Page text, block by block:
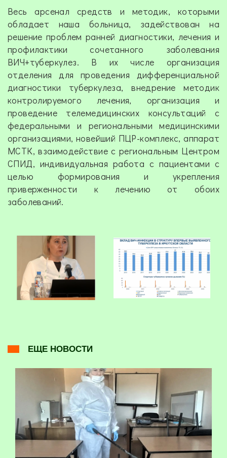
Весь арсенал средств и методик, которыми
обладает наша больница, задействован на
решение проблем ранней диагностики, лечения и
профилактики сочетанного заболевания
ВИЧ+туберкулез. В их числе организация
отделения для проведения дифференциальной
диагностики туберкулеза, внедрение методик
контролируемого лечения, организация и
проведение телемедицинских консультаций с
федеральными и региональными медицинскими
организациями, новейший ПЦР-комплекс, аппарат
МСТК, взаимодействие с региональным Центром
СПИД, индивидуальная работа с пациентами с
целью формирования и укрепления
приверженности к лечению от обоих
заболеваний.
ЕЩЕ НОВОСТИ